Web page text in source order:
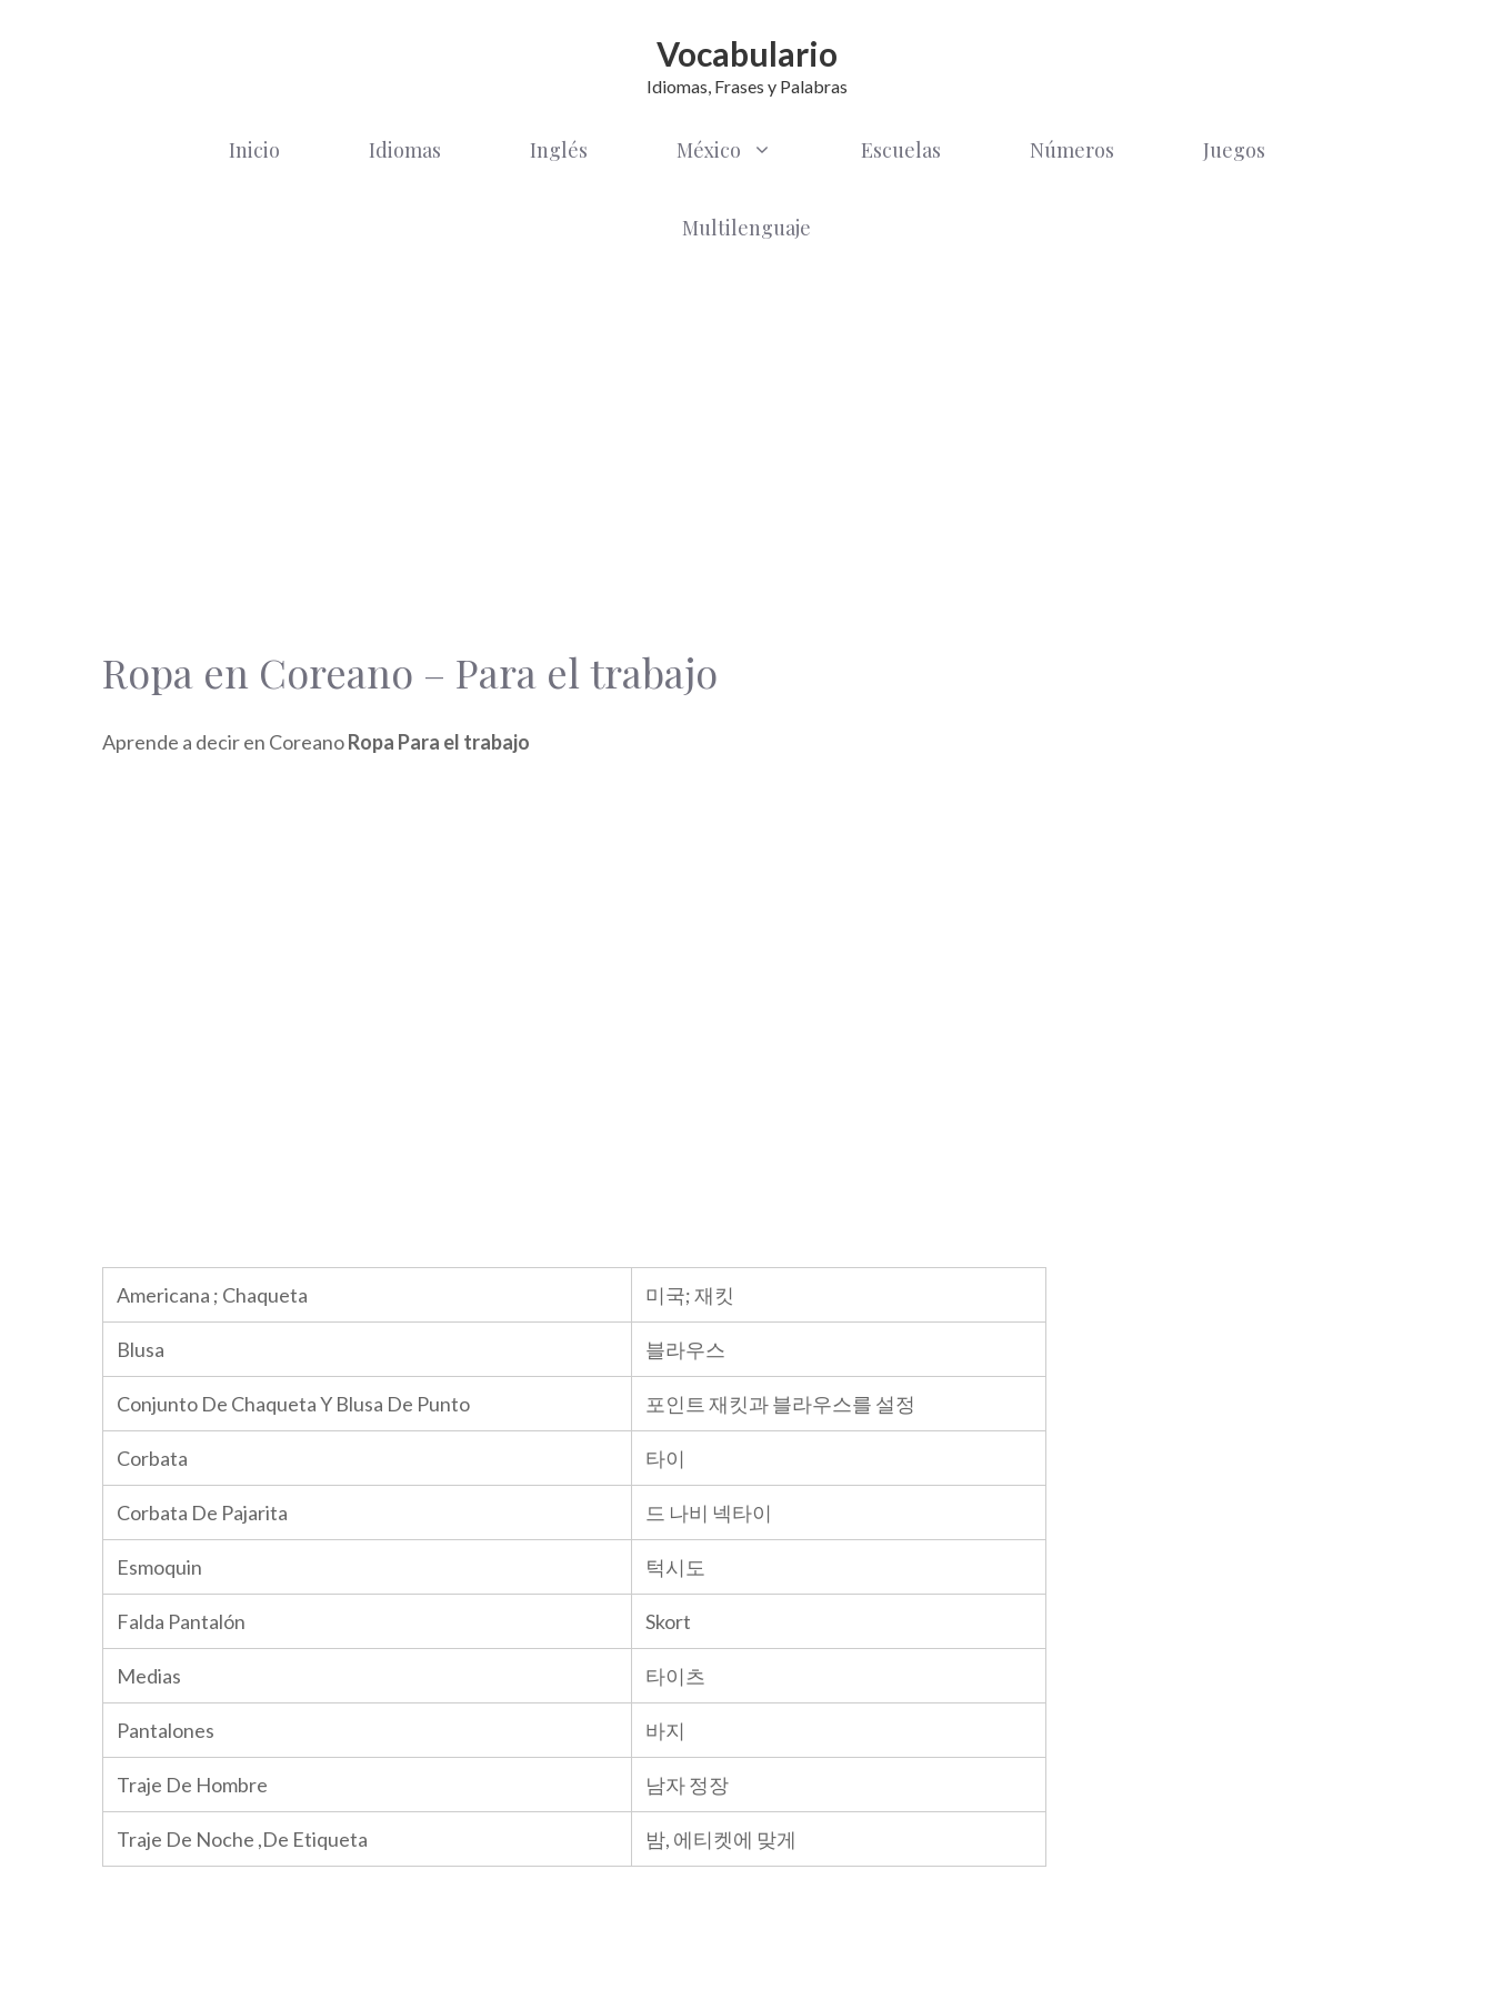
Vocabulario
Idiomas, Frases y Palabras
Inicio Idiomas Inglés México Escuelas Números Juegos
Multilenguaje
Ropa en Coreano – Para el trabajo
Aprende a decir en CoreanoRopa Para el trabajo
Americana ; Chaqueta 미국; 재킷
Blusa 블라우스
Conjunto De Chaqueta Y Blusa De Punto 포인트 재킷과 블라우스를 설정
Corbata 타이
Corbata De Pajarita 드 나비 넥타이
Esmoquin 턱시도
Falda Pantalón Skort
Medias 타이츠
Pantalones 바지
Traje De Hombre 남자 정장
Traje De Noche ,De Etiqueta 밤, 에티켓에 맞게